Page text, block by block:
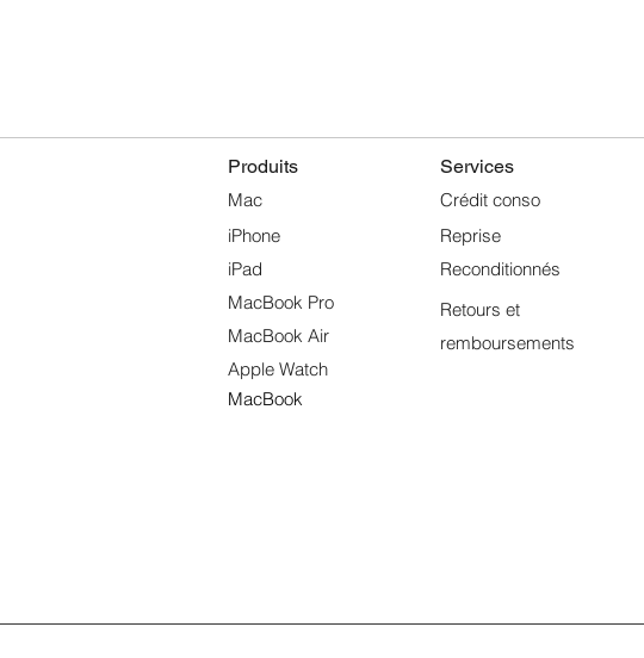
Produits
Mac
iPhone
iPad
MacBook Pro
MacBook Air
Apple Watch
MacBook
Services
Crédit conso
Reprise
Reconditionnés
Retours et
remboursements